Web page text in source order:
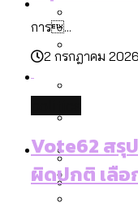
Vote62
สวนสาธา
ขยะมูลฝ
วิดีโอ AI
[ข้อมูลดิ
เมกะโปร
งบคาบเกี่
ไหน
สังคมผู้สู
Database
การ...
2 กรกฎาคม 2026
Vote62 สรุ
ผิดปกติ เลือ